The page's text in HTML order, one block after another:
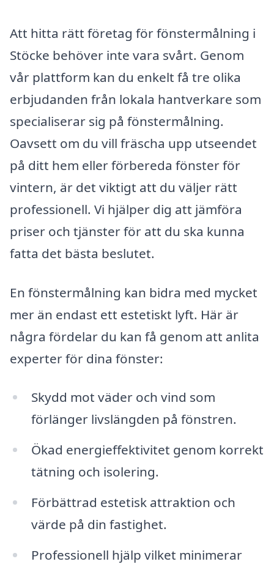
Att hitta rätt företag för fönstermålning i
Stöcke behöver inte vara svårt. Genom
vår plattform kan du enkelt få tre olika
erbjudanden från lokala hantverkare som
specialiserar sig på fönstermålning.
Oavsett om du vill fräscha upp utseendet
på ditt hem eller förbereda fönster för
vintern, är det viktigt att du väljer rätt
professionell. Vi hjälper dig att jämföra
priser och tjänster för att du ska kunna
fatta det bästa beslutet.
En fönstermålning kan bidra med mycket
mer än endast ett estetiskt lyft. Här är
några fördelar du kan få genom att anlita
experter för dina fönster:
Skydd mot väder och vind som
förlänger livslängden på fönstren.
Ökad energieffektivitet genom korrekt
tätning och isolering.
Förbättrad estetisk attraktion och
värde på din fastighet.
Professionell hjälp vilket minimerar